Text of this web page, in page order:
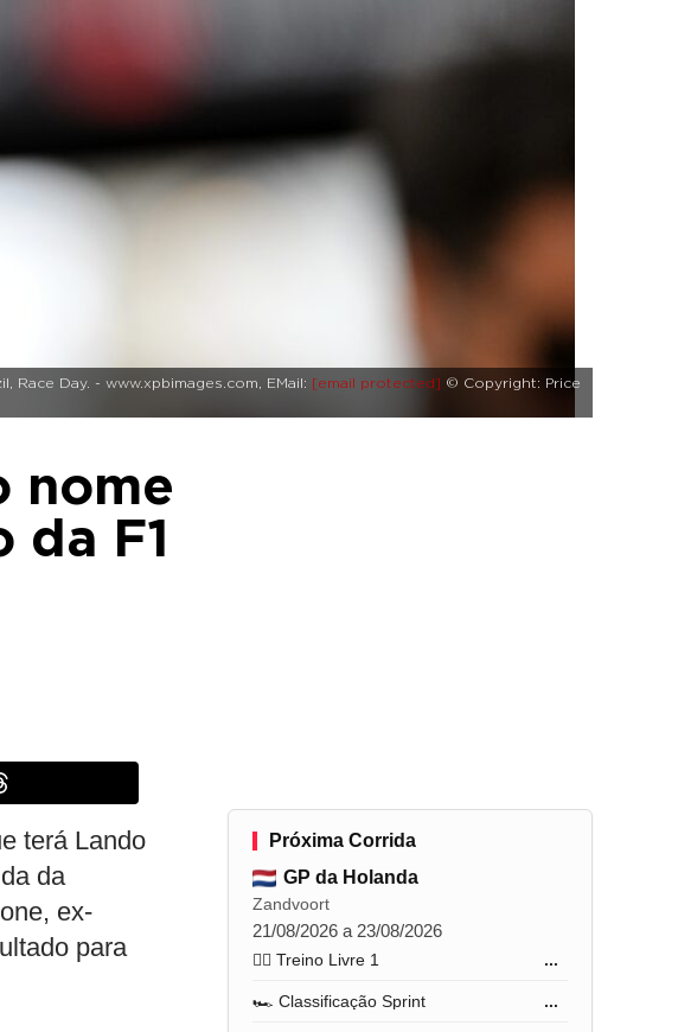
Race Day. - www.xpbimages.com, EMail: [email protected] © Copyright: Price
nome
F1
terá Lando
da
ex-
para
Próxima Corrida
GP da Holanda
Zandvoort
21/08/2026 a 23/08/2026
🏋️‍♂️ Treino Livre 1 ...
🏎️ Classificação Sprint ...